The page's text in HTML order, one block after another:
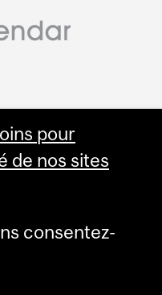
pour
de nos sites
consentez-